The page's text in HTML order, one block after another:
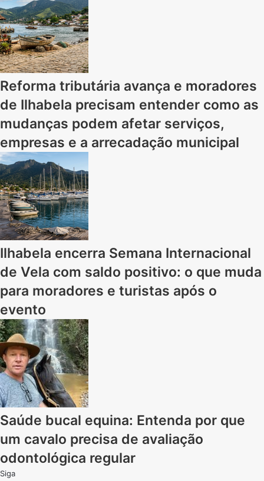
Reforma tributária avança e moradores
de Ilhabela precisam entender como as
mudanças podem afetar serviços,
empresas e a arrecadação municipal
Ilhabela encerra Semana Internacional
de Vela com saldo positivo: o que muda
para moradores e turistas após o
evento
Saúde bucal equina: Entenda por que
um cavalo precisa de avaliação
odontológica regular
Siga